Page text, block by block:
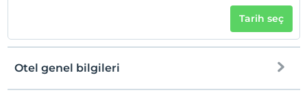
Tarih seç
Otel genel bilgileri